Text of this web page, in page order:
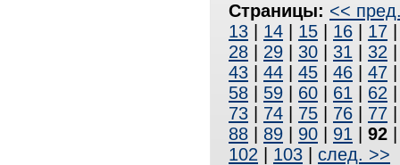
Страницы: <<
13
14 15 16 17
28
29 30 31 32
43
44 45 46 47
58
59 60 61 62
73
74 75 76 77
88
89 90 91 92
102
103 след. >>